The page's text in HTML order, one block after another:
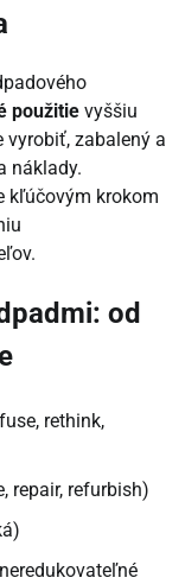
použitie vyššiu
vyrobiť, zabalený a
náklady.
kľúčovým krokom
od
rethink,
repair, refurbish)